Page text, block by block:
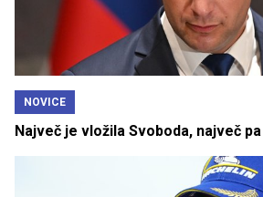
NOVICE
Največ je vložila Svoboda, največ